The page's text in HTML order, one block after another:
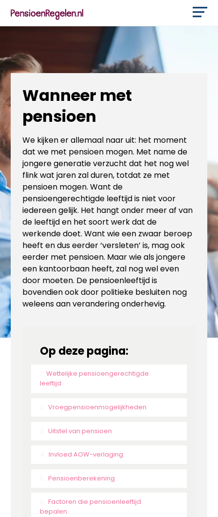
Wanneer met
pensioen
We kijken er allemaal naar uit: het moment
dat we met pensioen mogen. Met name de
jongere generatie verzucht dat het nog wel
flink wat jaren zal duren, totdat ze met
pensioen mogen. Want de
pensioengerechtigde leeftijd is niet voor
iedereen gelijk. Het hangt onder meer af van
de leeftijd en het soort werk dat de
werkende doet. Want wie een zwaar beroep
heeft en dus eerder ‘versleten’ is, mag ook
eerder met pensioen. Maar wie als jongere
een kantoorbaan heeft, zal nog wel even
door moeten. De pensioenleeftijd is
bovendien ook door politieke besluiten nog
weleens aan verandering onderhevig.
Op deze pagina:
Wettelijke pensioengerechtigde
leeftijd
Vroegpensioenmogelijkheden
Uitstel van pensioen
Invloed AOW-verlaging
Pensioenberekening
Factoren die pensioenleeftijd
bepalen